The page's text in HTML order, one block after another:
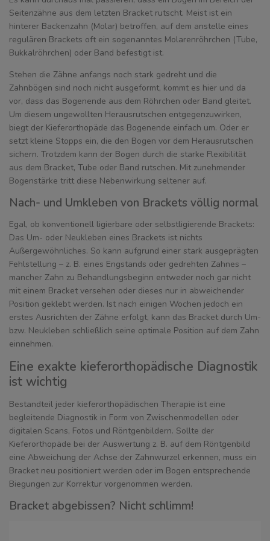
Seitenzähne aus dem letzten Bracket rutscht. Meist ist ein
hinterer Backenzahn (Molar) betroffen, auf dem anstelle eines
regulären Brackets oft ein sogenanntes Molarenröhrchen (Tube,
Bukkalröhrchen) oder Band befestigt ist.
Stehen die Zähne anfangs noch stark gedreht und die
Zahnbögen sind noch nicht ausgeformt, kommt es hier und da
vor, dass das Bogenende aus dem Röhrchen oder Band gleitet.
Um diesem ungewollten Herausrutschen entgegenzuwirken,
biegt der Kieferorthopäde das Bogenende einfach um. Oder er
setzt kleine Stopps ein, die den Bogen vor dem Herausrutschen
sichern. Trotzdem kann der Bogen durch die starke Flexibilität
aus dem Bracket, Tube oder Band rutschen. Mit zunehmender
Bogenstärke tritt diese Nebenwirkung seltener auf.
Nach- und Umkleben von Brackets völlig normal
Egal, ob konventionell ligierbare oder selbstligierende Brackets:
Das Um- oder Neukleben eines Brackets ist nichts
Außergewöhnliches. So kann aufgrund einer stark ausgeprägten
Fehlstellung – z. B. eines Engstands oder gedrehten Zahnes –
mancher Zahn zu Behandlungsbeginn entweder noch gar nicht
mit einem Bracket versehen oder dieses nur in abweichender
Position geklebt werden. Ist nach einigen Wochen jedoch ein
erstes Ausrichten der Zähne erfolgt, kann das Bracket durch Um-
bzw. Neukleben schließlich seine optimale Position auf dem Zahn
einnehmen.
Eine exakte kieferorthopädische Diagnostik
ist wichtig
Bestandteil jeder kieferorthopädischen Therapie ist eine
begleitende Diagnostik in Form von Zwischenmodellen oder
digitalen Scans, Fotos und Röntgenbildern. Sollte der
Kieferorthopäde bei der Auswertung z. B. auf dem Röntgenbild
eine Abweichung der Achse der Zahnwurzel erkennen, muss ein
Bracket neu positioniert werden oder im Bogen entsprechende
Biegungen zur Korrektur vorgenommen werden.
Bracket abgebissen? Nicht schlimm!